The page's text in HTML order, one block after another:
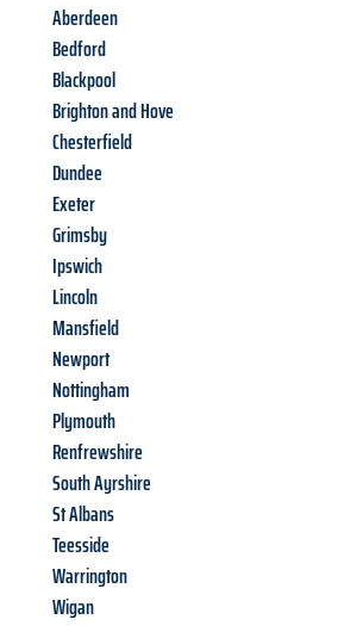
Aberdeen
Bedford
Blackpool
Brighton and Hove
Chesterfield
Dundee
Exeter
Grimsby
Ipswich
Lincoln
Mansfield
Newport
Nottingham
Plymouth
Renfrewshire
South Ayrshire
St Albans
Teesside
Warrington
Wigan